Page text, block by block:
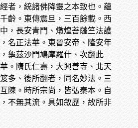
者，統諸佛降靈之本致也。蘊
齡。東傳震旦，三百餘載。西
，長安青門、燉煌菩薩竺法護
名正法華。東晉安帝、隆安年
龜茲沙門鳩摩羅什、次翻此
。隋氏仁壽，大興善寺、北天
多、後所翻者，同名妙法。三
陳。時所宗尚，皆弘秦本。自
不無其流。具如敘歷，故所非